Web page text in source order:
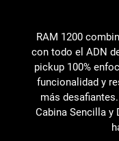
RAM 1200
con todo el ADN
pickup 100%
funcionalidad y
más
Cabina Sencilla y